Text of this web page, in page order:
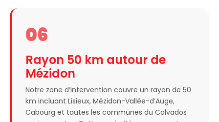
06
Rayon 50 km autour de
Mézidon
Notre zone d’intervention couvre un rayon de 50
km incluant Lisieux, Mézidon-Vallée-d’Auge,
Cabourg et toutes les communes du Calvados